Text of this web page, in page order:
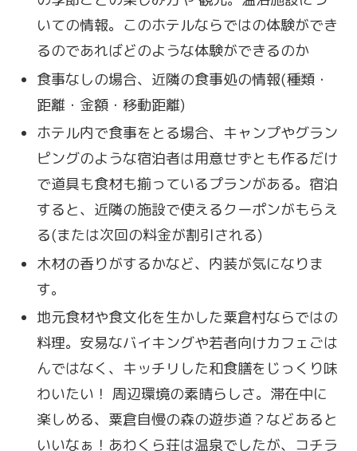
いての情報。このホテルならではの体験ができ
るのであればどのような体験ができるのか
食事なしの場合、近隣の食事処の情報(種類・
距離・金額・移動距離)
ホテル内で食事をとる場合、キャンプやグラン
ピングのような宿泊者は用意せずとも作るだけ
で道具も食材も揃っているプランがある。宿泊
すると、近隣の施設で使えるクーポンがもらえ
る(または次回の料金が割引される)
木材の香りがするかなど、内装が気になりま
す。
地元食材や食文化を生かした粟倉村ならではの
料理。安易なバイキングや若者向けカフェごは
んではなく、キッチリした和食膳をじっくり味
わいたい！ 周辺環境の素晴らしさ。滞在中に
楽しめる、粟倉自慢の森の遊歩道？などあると
いいなぁ！あわくら荘は温泉でしたが、コチラ